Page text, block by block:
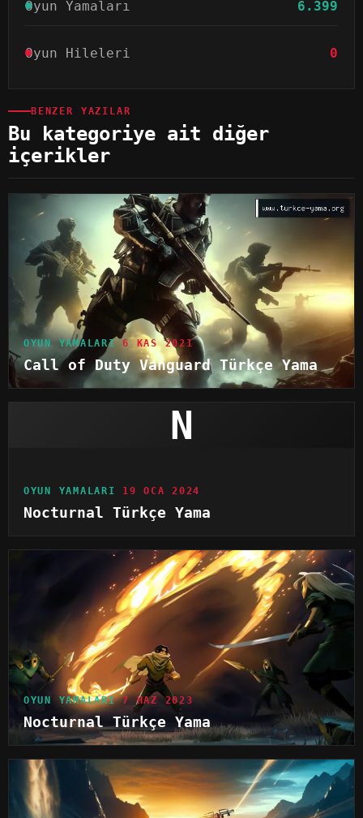
Oyun Yamaları 6.399
Oyun Hileleri 0
BENZER YAZILAR
Bu kategoriye ait diğer
içerikler
OYUN YAMALARI 6 KAS 2021
Call of Duty Vanguard Türkçe Yama
N
OYUN YAMALARI 19 OCA 2024
Nocturnal Türkçe Yama
OYUN YAMALARI 7 HAZ 2023
Nocturnal Türkçe Yama